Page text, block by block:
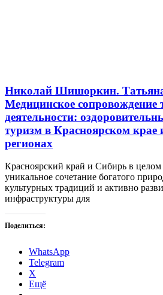
Николай Шишоркин.
Медицинское сопровождение
деятельности:
туризм в Красноярском крае
регионах
Красноярский край и Сибирь в целом
уникальное сочетание богатого
культурных традиций и активно
инфраструктуры для
Поделиться:
WhatsApp
Telegram
X
Ещё